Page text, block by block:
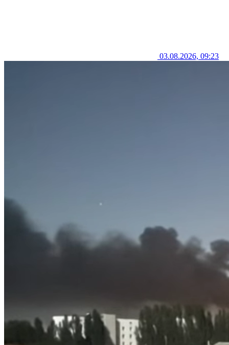
03.08.2026, 09:23